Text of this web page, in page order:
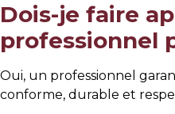
Dois-je faire
professionnel
Oui, un professionnel
conforme, durable et